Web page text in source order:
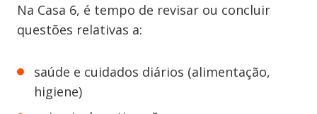
Na Casa 6, é tempo de revisar ou concluir
questões relativas a:
saúde e cuidados diários (alimentação,
higiene)